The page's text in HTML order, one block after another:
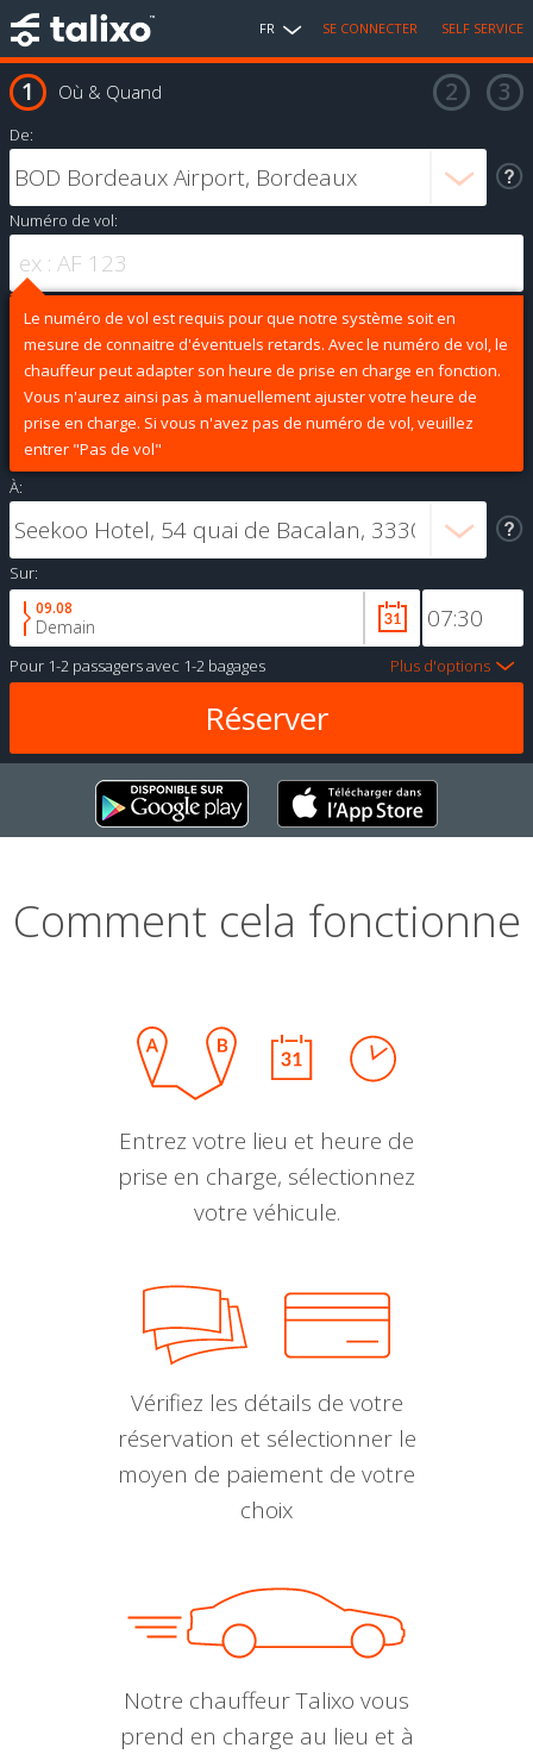
FR SE CONNECTER SELF SERVICE
Où & Quand
De:
Numéro de vol:
Le numéro de vol est requis pour que notre système soit en
mesure de connaitre d'éventuels retards. Avec le numéro de vol, le
chauffeur peut adapter son heure de prise en charge en fonction.
Vous n'aurez ainsi pas à manuellement ajuster votre heure de
prise en charge. Si vous n'avez pas de numéro de vol, veuillez
entrer "Pas de vol"
À:
Sur:
09.08
Demain
Pour 1-2 passagersavec 1-2 bagages Plus d'options
Comment cela fonctionne
Entrez votre lieu et heure de
prise en charge, sélectionnez
votre véhicule.
Vérifiez les détails de votre
réservation et sélectionner le
moyen de paiement de votre
choix
Notre chauffeur Talixo vous
prend en charge au lieu et à